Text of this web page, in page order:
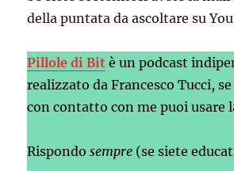
della puntata da ascoltare su
Pillole di Bit è un podcast
realizzato da Francesco Tucci,
con contatto con me puoi usare
Rispondosempre (se siete